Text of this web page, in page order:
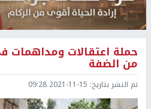
حملة اعتقالات
من الضفة
تم النشر بتاريخ: 2021-11-15 09:28